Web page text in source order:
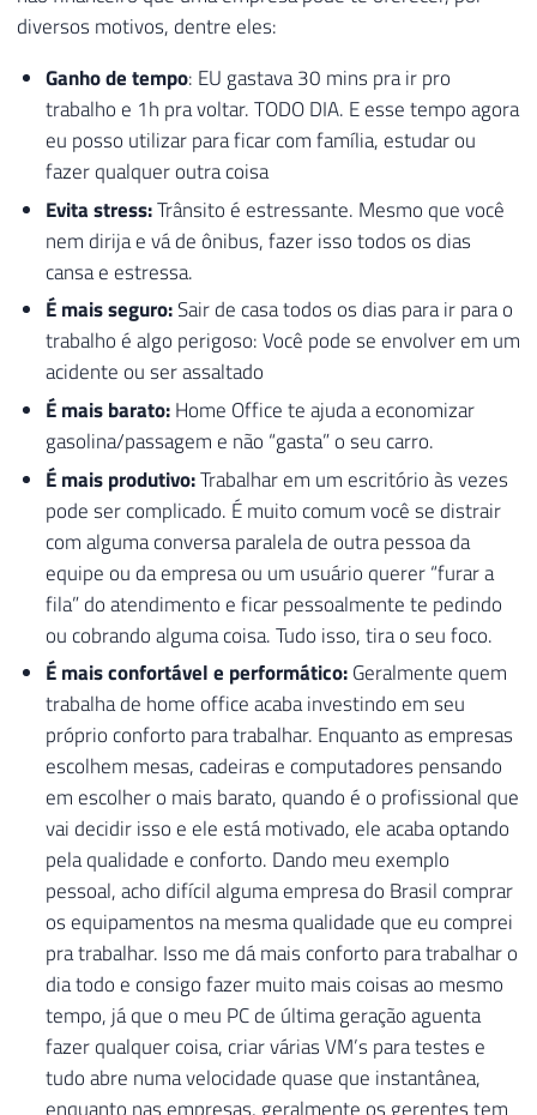
diversos motivos, dentre eles:
Ganho de tempo: EU gastava 30 mins pra ir pro
trabalho e 1h pra voltar. TODO DIA. E esse tempo agora
eu posso utilizar para ficar com família, estudar ou
fazer qualquer outra coisa
Evita stress:Trânsito é estressante. Mesmo que você
nem dirija e vá de ônibus, fazer isso todos os dias
cansa e estressa.
É mais seguro:Sair de casa todos os dias para ir para o
trabalho é algo perigoso: Você pode se envolver em um
acidente ou ser assaltado
É mais barato:Home Office te ajuda a economizar
gasolina/passagem e não “gasta” o seu carro.
É mais produtivo:Trabalhar em um escritório às vezes
pode ser complicado. É muito comum você se distrair
com alguma conversa paralela de outra pessoa da
equipe ou da empresa ou um usuário querer “furar a
fila” do atendimento e ficar pessoalmente te pedindo
ou cobrando alguma coisa. Tudo isso, tira o seu foco.
É mais confortável e performático:Geralmente quem
trabalha de home office acaba investindo em seu
próprio conforto para trabalhar. Enquanto as empresas
escolhem mesas, cadeiras e computadores pensando
em escolher o mais barato, quando é o profissional que
vai decidir isso e ele está motivado, ele acaba optando
pela qualidade e conforto. Dando meu exemplo
pessoal, acho difícil alguma empresa do Brasil comprar
os equipamentos na mesma qualidade que eu comprei
pra trabalhar. Isso me dá mais conforto para trabalhar o
dia todo e consigo fazer muito mais coisas ao mesmo
tempo, já que o meu PC de última geração aguenta
fazer qualquer coisa, criar várias VM’s para testes e
tudo abre numa velocidade quase que instantânea,